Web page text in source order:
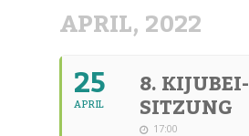
APRIL, 2022
25
APRIL
8. KIJUBEI-
SITZUNG
17:00